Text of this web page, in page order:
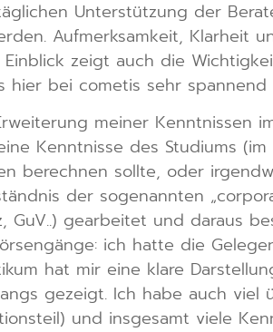
Unterstützung der
Aufmerksamkeit, Klarheit
zeigt auch die
hier bei cometis sehr
meiner Kenntnissen
Kenntnisse des Studiums
berechnen sollte, oder
der sogenannten
GuV..) gearbeitet und daraus
ich hatte die
hat mir eine klare
gezeigt. Ich habe auch viel
und insgesamt viele